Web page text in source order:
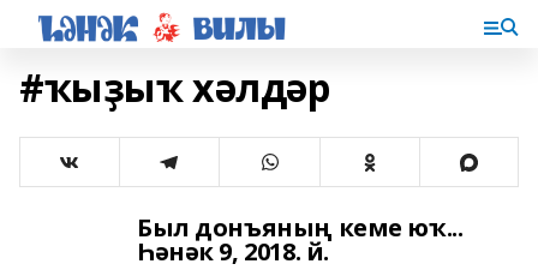
#ҡыҙыҡ хәлдәр
Был донъяның кеме юҡ...
Һәнәк 9, 2018. й.